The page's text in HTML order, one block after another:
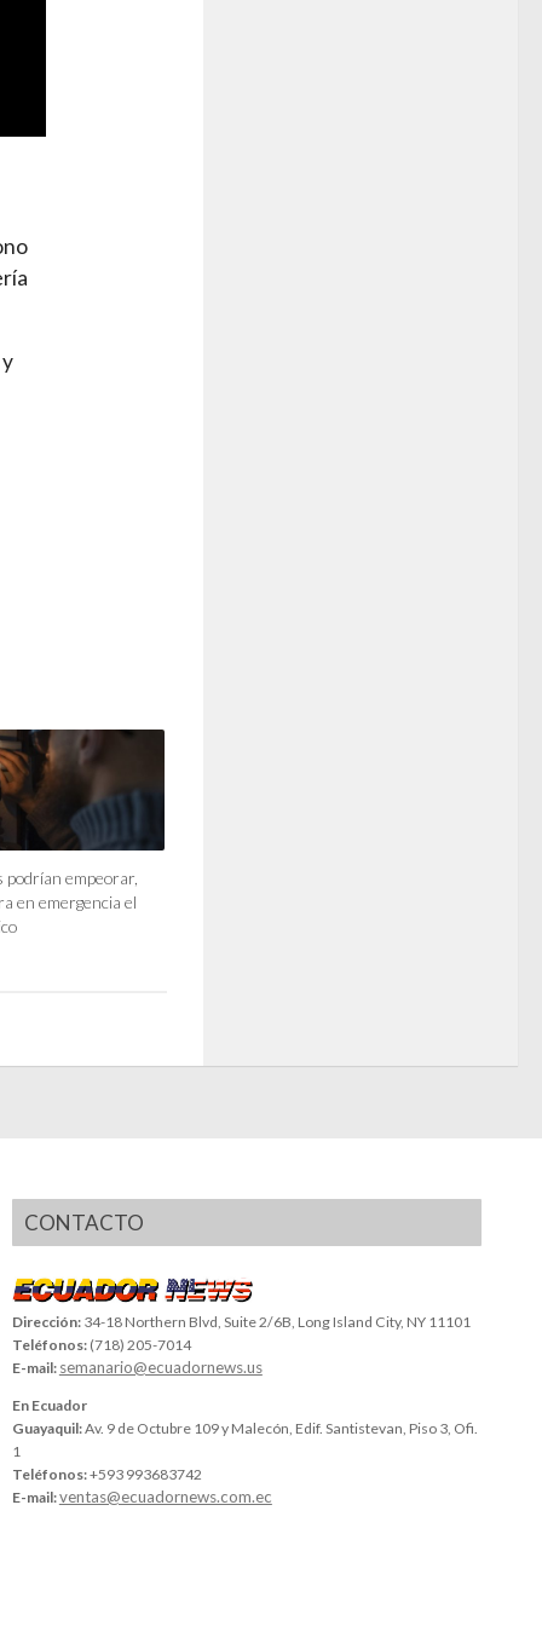
podrían empeorar,
en emergencia el
CONTACTO
Dirección: 34-18 Northern Blvd, Suite 2/6B, Long Island City, NY 11101
Teléfonos: (718) 205-7014
E-mail: semanario@ecuadornews.us
En Ecuador
Guayaquil:Av. 9 de Octubre 109 y Malecón, Edif. Santistevan, Piso 3, Ofi.
1
Teléfonos:+593 993683742
E-mail:ventas@ecuadornews.com.ec